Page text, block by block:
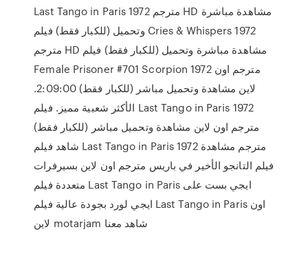
Last Tango in Paris 1972 مترجم HD مشاهدة مباشرة
وتحميل (للكبار فقط) فيلم Cries & Whispers 1972
مترجم HD مشاهدة مباشرة وتحميل (للكبار فقط) فيلم
Female Prisoner #701 Scorpion 1972 مترجم اون
لاين مشاهدة وتحميل مباشر (للكبار فقط) 2:09:00.
الأكثر شعبية مميز. فيلم Last Tango in Paris 1972
مترجم اون لاين مشاهدة وتحميل مباشر (للكبار فقط)
شاهد فيلم Last Tango in Paris 1972 مترجم مشاهدة
فيلم التانجو الأخير في باريس مترجم اون لاين بسيرفرات
متعددة فيلم Last Tango in Paris ايجي بست على
ايجي لورد بجودة عالية فيلم Last Tango in Paris اون
لاين motarjam شاهد معنا